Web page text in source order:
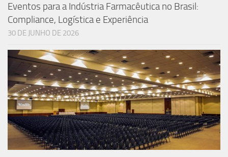
Eventos para a Indústria Farmacêutica no Brasil:
Compliance, Logística e Experiência
30 DE JUNHO DE 2026